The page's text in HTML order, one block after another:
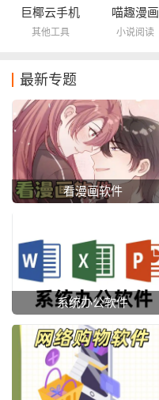
巨椰云手机
其他工具
喵趣漫画
小说阅读
最新专题
看漫画软件
系统办公软件